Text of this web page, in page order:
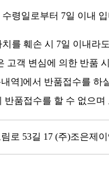
령일로부터 7일 이내
를 훼손 시 7일 이내라
고객 변심에 의한 반품
역]에서 반품접수를 하
반품접수를 할 수 없으
로 53길 17 (주)조은제이